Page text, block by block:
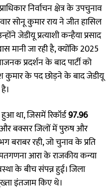
निर्वाचन क्षेत्र के उपचुनाव
सोनू कुमार राय ने जीत हासिल
जेडीयू प्रत्याशी कन्हैया प्रसाद
मानी जा रही है, क्योंकि 2025
प्रदर्शन के बाद पार्टी को
कुमार के पद छोड़ने के बाद जेडीयू
था, जिसमें रिकॉर्ड97.96
और बक्सर जिलों में पुरुष और
बराबर रही, जो चुनाव के प्रति
आरा के राजकीय कन्या
के बीच संपन्न हुई। जिला
इंतजाम किए थे।